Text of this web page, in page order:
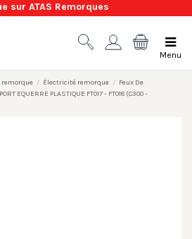
sur ATAS Remorques
Menu
remorque Électricité remorque
Feux De
EQUERRE PLASTIQUE FT017 - FT018 (C300 -